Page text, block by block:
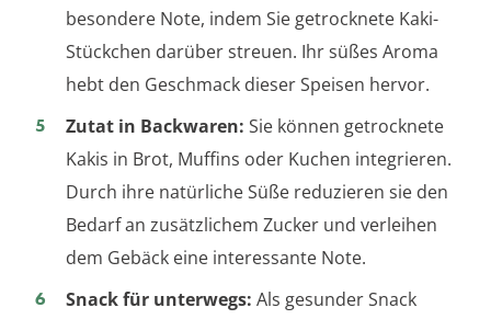
besondere Note, indem Sie getrocknete Kaki-
Stückchen darüber streuen. Ihr süßes Aroma
hebt den Geschmack dieser Speisen hervor.
Zutat in Backwaren: Sie können getrocknete
Kakis in Brot, Muffins oder Kuchen integrieren.
Durch ihre natürliche Süße reduzieren sie den
Bedarf an zusätzlichem Zucker und verleihen
dem Gebäck eine interessante Note.
Snack für unterwegs: Als gesunder Snack